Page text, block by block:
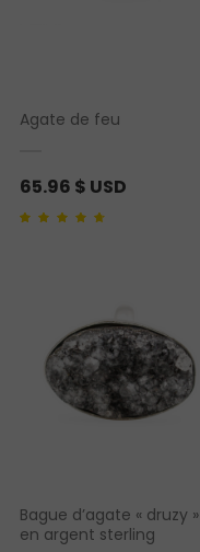
Agate de feu
65.96 $ USD
Bague d’agate « druzy »
en argent sterling